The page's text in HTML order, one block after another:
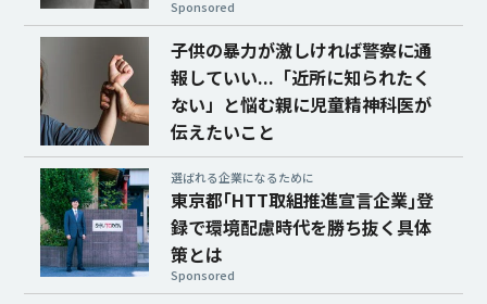
Sponsored
子供の暴力が激しければ警察に通
報していい...「近所に知られたく
ない」と悩む親に児童精神科医が
伝えたいこと
選ばれる企業になるために
東京都｢HTT取組推進宣言企業｣登
録で環境配慮時代を勝ち抜く具体
策とは
Sponsored